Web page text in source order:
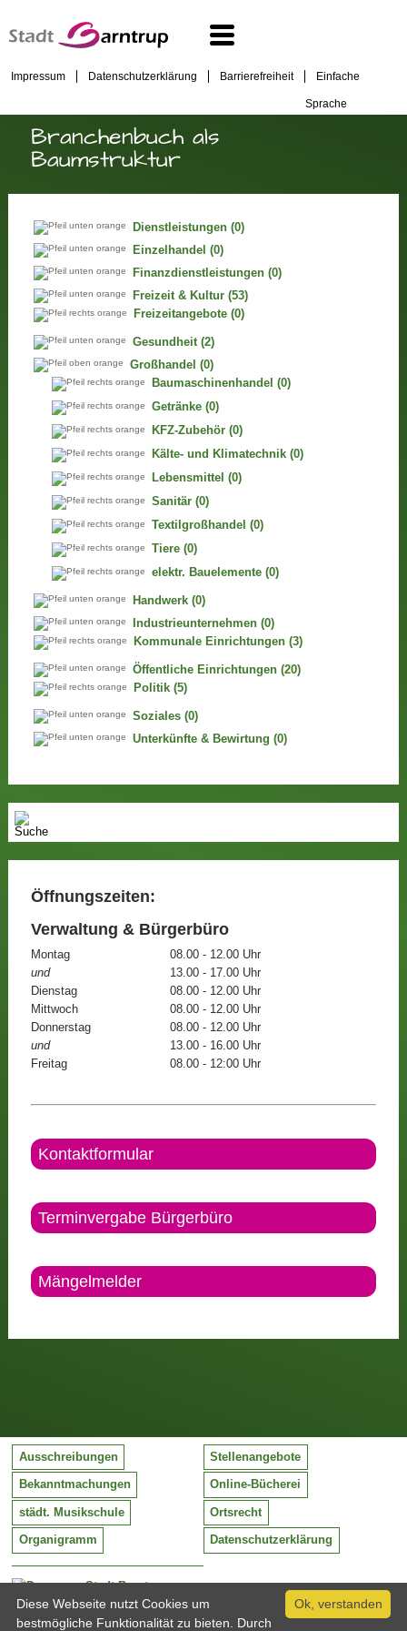
Impressum Datenschutzerklärung Barrierefreiheit Einfache
Sprache
Branchenbuch als
Baumstruktur
Dienstleistungen (0)
Einzelhandel (0)
Finanzdienstleistungen (0)
Freizeit & Kultur (53)
Freizeitangebote (0)
Gesundheit (2)
Großhandel (0)
Baumaschinenhandel (0)
Getränke (0)
KFZ-Zubehör (0)
Kälte- und Klimatechnik (0)
Lebensmittel (0)
Sanitär (0)
Textilgroßhandel (0)
Tiere (0)
elektr. Bauelemente (0)
Handwerk (0)
Industrieunternehmen (0)
Kommunale Einrichtungen (3)
Öffentliche Einrichtungen (20)
Politik (5)
Soziales (0)
Unterkünfte & Bewirtung (0)
Öffnungszeiten:
Verwaltung & Bürgerbüro
Montag
08.00 - 12.00 Uhr
und
13.00 - 17.00 Uhr
Dienstag
08.00 - 12.00 Uhr
Mittwoch
08.00 - 12.00 Uhr
Donnerstag
08.00 - 12.00 Uhr
und
13.00 - 16.00 Uhr
Freitag
08.00 - 12:00 Uhr
Kontaktformular
Terminvergabe Bürgerbüro
Mängelmelder
Stadt Barntrup
Mittelstraße 38
32683 Barntrup
Ausschreibungen Stellenangebote
Bekanntmachungen Online-Bücherei
städt. Musikschule Ortsrecht
Organigramm Datenschutzerklärung
Ok, verstanden
Diese Webseite nutzt Cookies um
bestmögliche Funktionalität zu bieten. Durch